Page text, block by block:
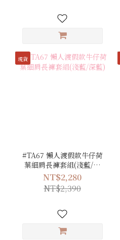
現貨
#TA67 懶人渡假款牛仔荷
葉細肩長褲套組(淺藍/深
藍)
NT$2,280
NT$2,390